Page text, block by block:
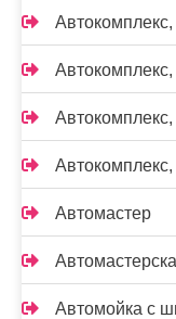
Автомастер
Автомойка с